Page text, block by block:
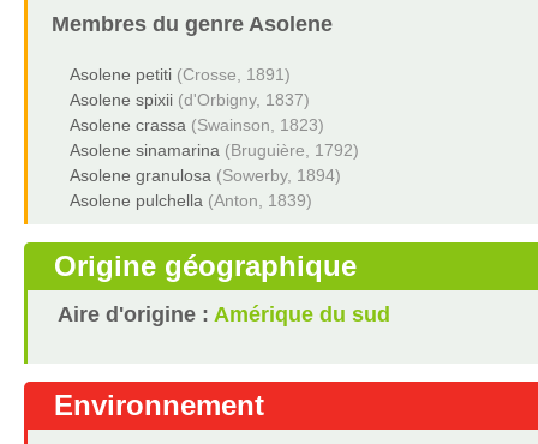
Membres du genre Asolene
Asolene petiti (Crosse, 1891)
Asolene spixii (d'Orbigny, 1837)
Asolene crassa (Swainson, 1823)
Asolene sinamarina (Bruguière, 1792)
Asolene granulosa (Sowerby, 1894)
Asolene pulchella (Anton, 1839)
Origine géographique
Aire d'origine : Amérique du sud
Environnement